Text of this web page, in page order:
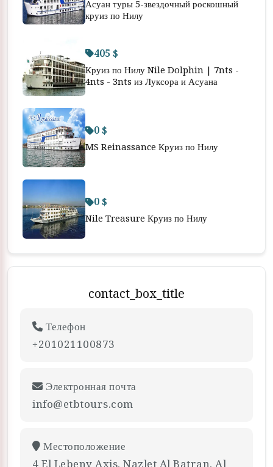
Асуан туры 5-звездочный роскошный
круиз по Нилу
405 $
Круиз по Нилу Nile Dolphin | 7nts -
4nts - 3nts из Луксора и Асуана
0 $
MS Reinassance Круиз по Нилу
0 $
Nile Treasure Круиз по Нилу
contact_box_title
Телефон
+201021100873
Электронная почта
info@etbtours.com
Местоположение
4 El Lebeny Axis, Nazlet Al Batran, Al